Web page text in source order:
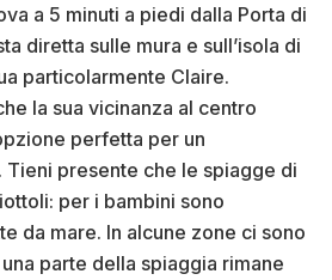
a 5 minuti a piedi dalla Porta di
diretta sulle mura e sull’isola di
particolarmente Claire.
la sua vicinanza al centro
perfetta per un
presente che le spiagge di
per i bambini sono
da mare. In alcune zone ci sono
parte della spiaggia rimane